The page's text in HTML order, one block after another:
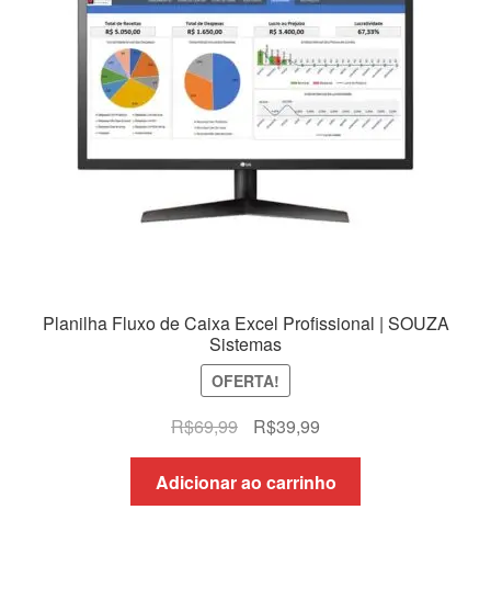
Planilha Fluxo de Caixa Excel Profissional | SOUZA
Sistemas
OFERTA!
R$69,99
O
preço
original
era:
R$39,99O
preço
atual
é:
Adicionar ao carrinho